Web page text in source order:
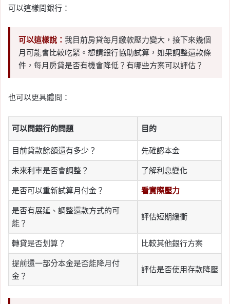
可以這樣問銀行：
可以這樣說： 我目前房貸每月繳款壓力變大，接下來幾個
月可能會比較吃緊。想請銀行協助試算，如果調整還款條
件，每月房貸是否有機會降低？有哪些方案可以評估？
也可以更具體問：
可以問銀行的問題 目的
目前貸款餘額還有多少？ 先確認本金
未來利率是否會調整？ 了解利息變化
是否可以重新試算月付金？ 看實際壓力
是否有展延、調整還款方式的可
能？
評估短期緩衝
轉貸是否划算？ 比較其他銀行方案
提前還一部分本金是否能降月付
金？
評估是否使用存款降壓